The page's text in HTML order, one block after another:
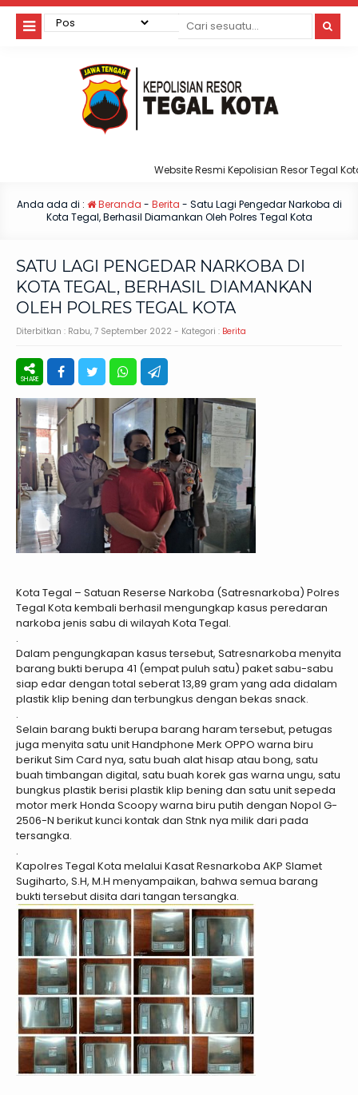
Website Resmi Kepolisian Resor Tegal Kota
Anda ada di : Beranda - Berita - Satu Lagi Pengedar Narkoba di
Kota Tegal, Berhasil Diamankan Oleh Polres Tegal Kota
SATU LAGI PENGEDAR NARKOBA DI
KOTA TEGAL, BERHASIL DIAMANKAN
OLEH POLRES TEGAL KOTA
Diterbitkan : Rabu, 7 September 2022 - Kategori : Berita
Kota Tegal – Satuan Reserse Narkoba (Satresnarkoba) Polres
Tegal Kota kembali berhasil mengungkap kasus peredaran
narkoba jenis sabu di wilayah Kota Tegal.
.
Dalam pengungkapan kasus tersebut, Satresnarkoba menyita
barang bukti berupa 41 (empat puluh satu) paket sabu-sabu
siap edar dengan total seberat 13,89 gram yang ada didalam
plastik klip bening dan terbungkus dengan bekas snack.
.
Selain barang bukti berupa barang haram tersebut, petugas
juga menyita satu unit Handphone Merk OPPO warna biru
berikut Sim Card nya, satu buah alat hisap atau bong, satu
buah timbangan digital, satu buah korek gas warna ungu, satu
bungkus plastik berisi plastik klip bening dan satu unit sepeda
motor merk Honda Scoopy warna biru putih dengan Nopol G-
2506-N berikut kunci kontak dan Stnk nya milik dari pada
tersangka.
.
Kapolres Tegal Kota melalui Kasat Resnarkoba AKP Slamet
Sugiharto, S.H, M.H menyampaikan, bahwa semua barang
bukti tersebut disita dari tangan tersangka.